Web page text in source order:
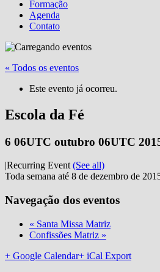
Formação
Agenda
Contato
« Todos os eventos
Este evento já ocorreu.
Escola da Fé
6 06UTC outubro 06UTC
|Recurring Event (See all)
Toda semana até 8 de dezembro de
Navegação dos eventos
« Santa Missa Matriz
Confissões Matriz »
+ Google Calendar+ iCal Export